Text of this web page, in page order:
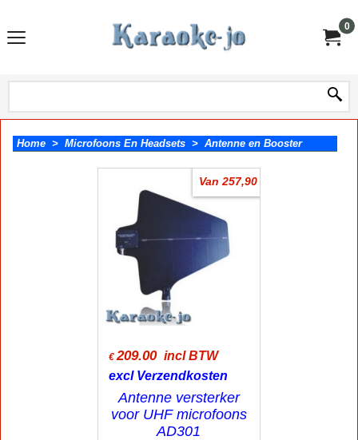
0
Home > Microfoons En Headsets > Antenne en Booster
Van 257,90
€ 209.00 incl BTW
excl Verzendkosten
Antenne versterker
voor UHF microfoons
AD301